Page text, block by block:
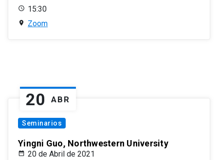
15:30
Zoom
20 ABR
Seminarios
Yingni Guo, Northwestern University
20 de Abril de 2021